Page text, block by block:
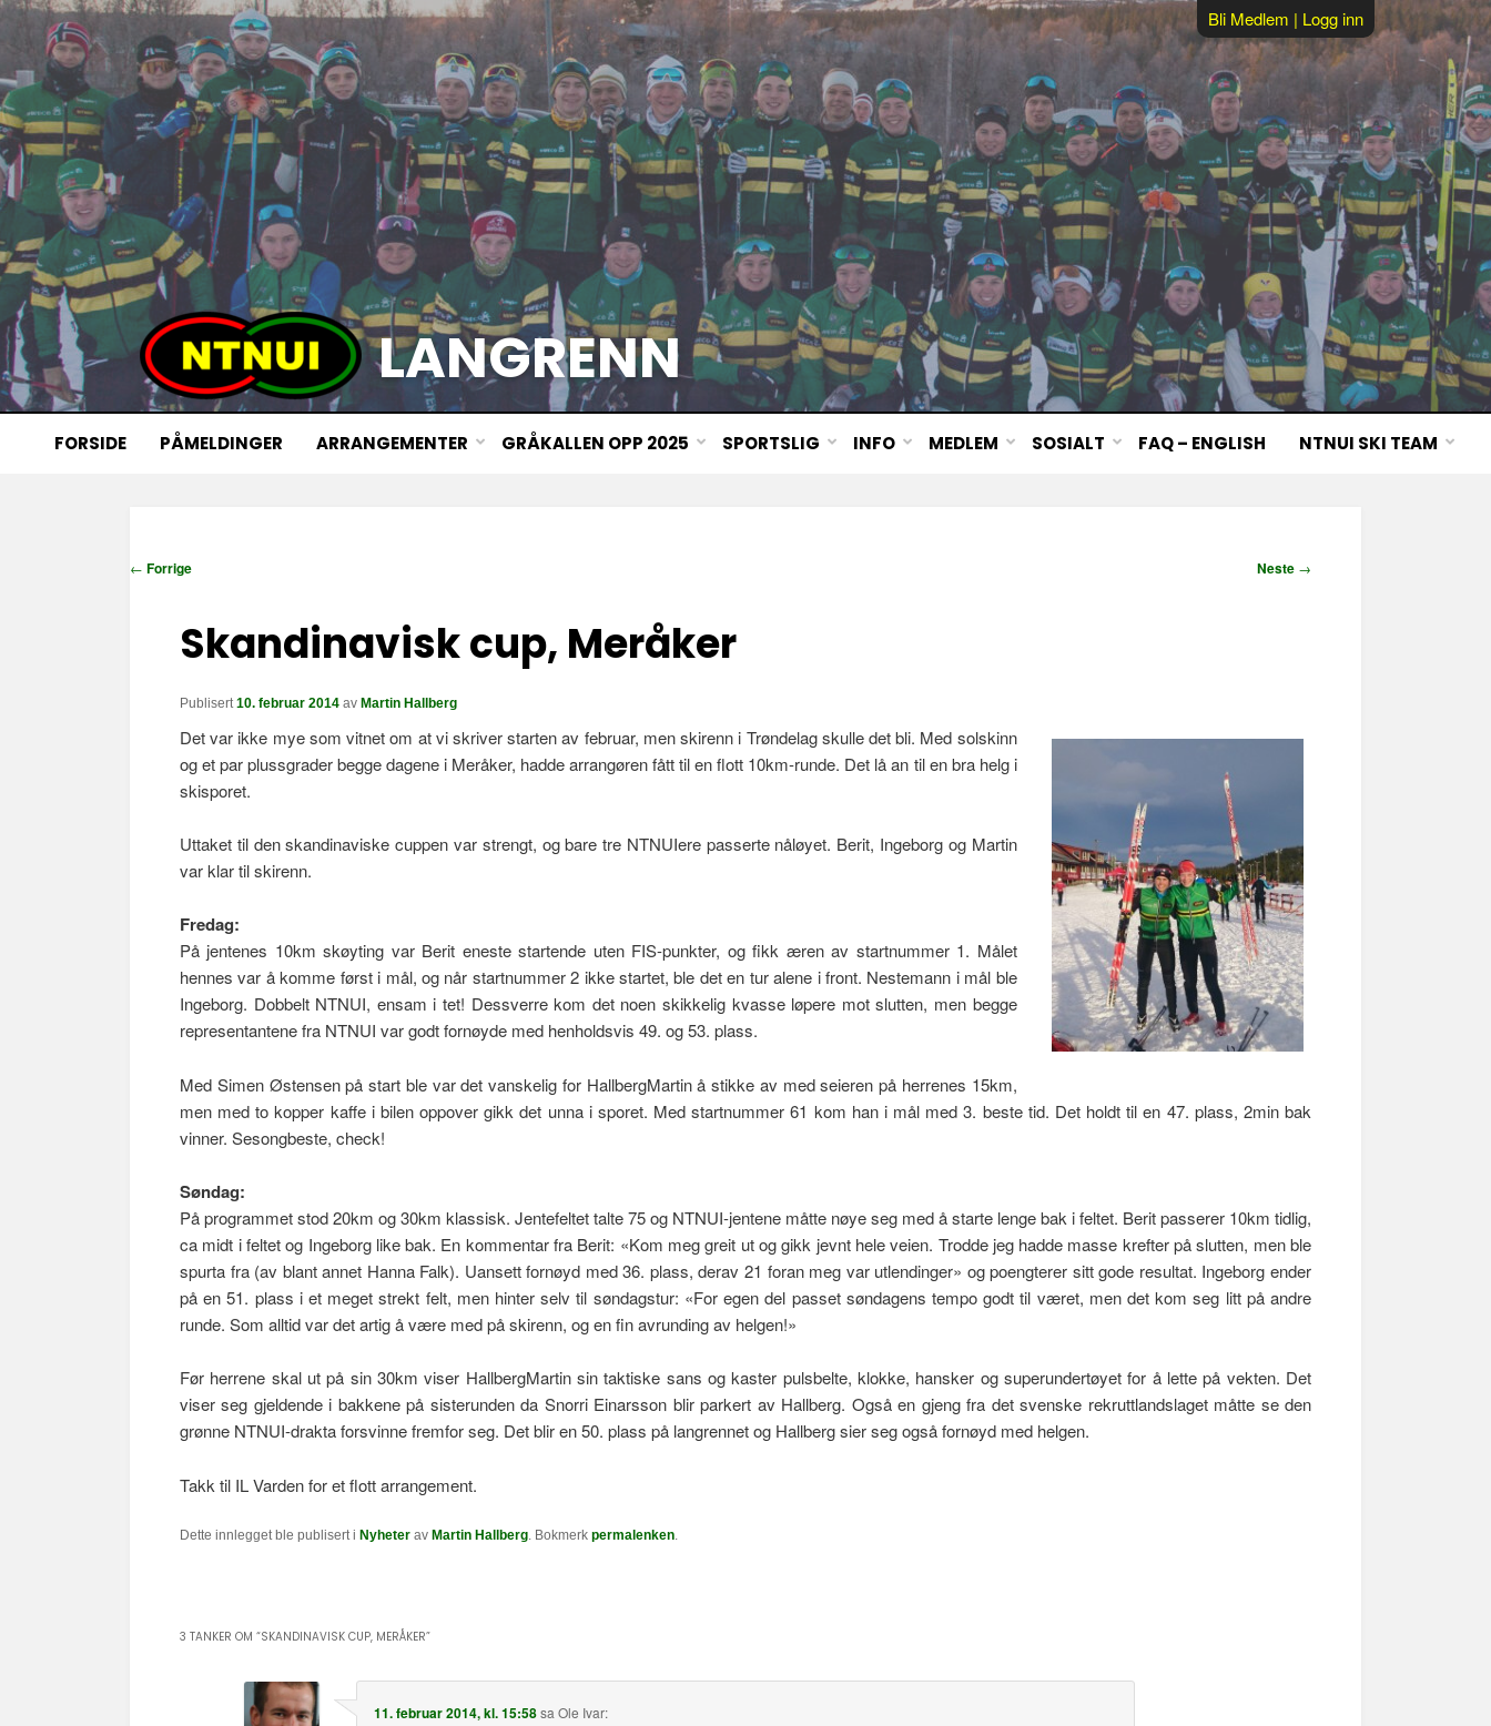
LANGRENN
Bli Medlem | Logg inn
FORSIDE PÅMELDINGER ARRANGEMENTER GRÅKALLEN OPP 2025 SPORTSLIG INFO MEDLEM SOSIALT FAQ – ENGLISH NTNUI SKI TEAM
I← Forrige Neste →
Skandinavisk cup, Meråker
Publisert10. februar 2014 av Martin Hallberg
Det var ikke mye som vitnet om at vi skriver starten av februar, men skirenn i Trøndelag skulle det bli. Med solskinn
og et par plussgrader begge dagene i Meråker, hadde arrangøren fått til en flott 10km-runde. Det lå an til en bra helg i
skisporet.
Uttaket til den skandinaviske cuppen var strengt, og bare tre NTNUIere passerte nåløyet. Berit, Ingeborg og Martin
var klar til skirenn.
Fredag:
På jentenes 10km skøyting var Berit eneste startende uten FIS-punkter, og fikk æren av startnummer 1. Målet
hennes var å komme først i mål, og når startnummer 2 ikke startet, ble det en tur alene i front. Nestemann i mål ble
Ingeborg. Dobbelt NTNUI, ensam i tet! Dessverre kom det noen skikkelig kvasse løpere mot slutten, men begge
representantene fra NTNUI var godt fornøyde med henholdsvis 49. og 53. plass.
Med Simen Østensen på start ble var det vanskelig for HallbergMartin å stikke av med seieren på herrenes 15km,
men med to kopper kaffe i bilen oppover gikk det unna i sporet. Med startnummer 61 kom han i mål med 3. beste tid. Det holdt til en 47. plass, 2min bak
vinner. Sesongbeste, check!
Søndag:
På programmet stod 20km og 30km klassisk. Jentefeltet talte 75 og NTNUI-jentene måtte nøye seg med å starte lenge bak i feltet. Berit passerer 10km tidlig,
ca midt i feltet og Ingeborg like bak. En kommentar fra Berit: «Kom meg greit ut og gikk jevnt hele veien. Trodde jeg hadde masse krefter på slutten, men ble
spurta fra (av blant annet Hanna Falk). Uansett fornøyd med 36. plass, derav 21 foran meg var utlendinger» og poengterer sitt gode resultat. Ingeborg ender
på en 51. plass i et meget strekt felt, men hinter selv til søndagstur: «For egen del passet søndagens tempo godt til været, men det kom seg litt på andre
runde. Som alltid var det artig å være med på skirenn, og en fin avrunding av helgen!»
Før herrene skal ut på sin 30km viser HallbergMartin sin taktiske sans og kaster pulsbelte, klokke, hansker og superundertøyet for å lette på vekten. Det
viser seg gjeldende i bakkene på sisterunden da Snorri Einarsson blir parkert av Hallberg. Også en gjeng fra det svenske rekruttlandslaget måtte se den
grønne NTNUI-drakta forsvinne fremfor seg. Det blir en 50. plass på langrennet og Hallberg sier seg også fornøyd med helgen.
Takk til IL Varden for et flott arrangement.
Dette innlegget ble publisert i Nyheter av Martin Hallberg. Bokmerk permalenken.
3 TANKER OM “SKANDINAVISK CUP, MERÅKER”
11. februar 2014, kl. 15:58sa Ole Ivar: